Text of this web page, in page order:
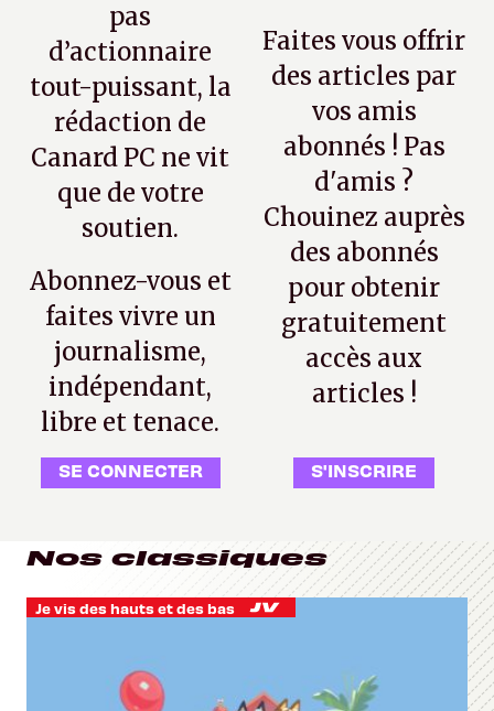
pas
d’actionnaire
tout-puissant, la
rédaction de
Canard PC ne vit
que de votre
soutien.
Abonnez-vous et
faites vivre un
journalisme,
indépendant,
libre et tenace.
SE CONNECTER
Faites vous offrir
des articles par
vos amis
abonnés ! Pas
d'amis ?
Chouinez auprès
des abonnés
pour obtenir
gratuitement
accès aux
articles !
S'INSCRIRE
Nos classiques
Je vis des hauts et des bas